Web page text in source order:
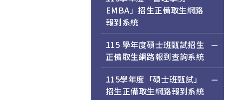
EMBA」招生正備取生網路
報到系統
115 學年度碩士班甄試招生
正備取生網路報到查詢系統
115學年度「碩士班甄試」
招生正備取生網路報到系統